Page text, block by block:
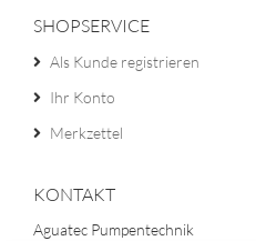
SHOPSERVICE
Als Kunde registrieren
Ihr Konto
Merkzettel
KONTAKT
Aguatec Pumpentechnik